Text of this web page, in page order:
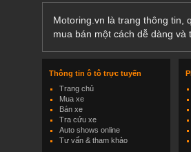
Motoring.vn là trang thông tin,
mua bán một cách dễ dàng và
Thông tin ô tô trực tuyến
Trang chủ
Mua xe
Bán xe
Tra cứu xe
Auto shows online
Tư vấn & tham khảo